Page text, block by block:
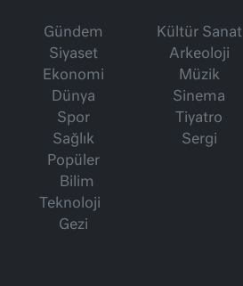
Gündem
Siyaset
Ekonomi
Dünya
Spor
Sağlık
Popüler
Bilim
Teknoloji
Gezi
Kültür Sanat
Arkeoloji
Müzik
Sinema
Tiyatro
Sergi